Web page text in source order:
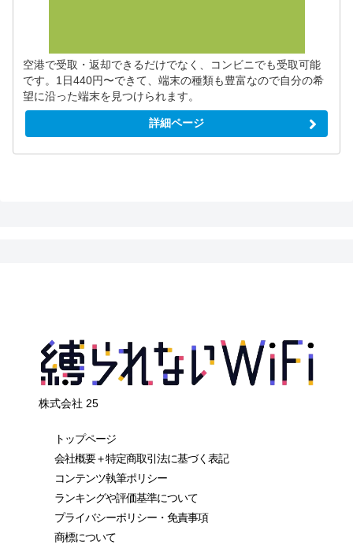
空港で受取・返却できるだけでなく、コンビニでも受取可能
です。1日440円〜できて、端末の種類も豊富なので自分の希
望に沿った端末を見つけられます。
詳細ページ
株式会社 25
トップページ
会社概要＋特定商取引法に基づく表記
コンテンツ執筆ポリシー
ランキングや評価基準について
プライバシーポリシー・免責事項
商標について